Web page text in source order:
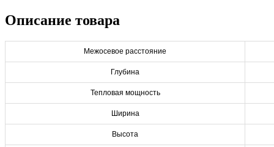
Описание товара
Межосевое расстояние
Глубина
Тепловая мощность
Ширина
Высота